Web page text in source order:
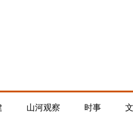
山河观察 时事